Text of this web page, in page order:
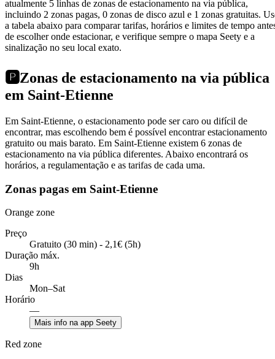
atualmente 5 linhas de zonas de estacionamento na via pública,
incluindo 2 zonas pagas, 0 zonas de disco azul e 1 zonas gratuitas.
a tabela abaixo para comparar tarifas, horários e limites de tempo
de escolher onde estacionar, e verifique sempre o mapa Seety e a
sinalização no seu local exato.
🅿️Zonas de estacionamento na via pública
em Saint-Etienne
Em Saint-Etienne, o estacionamento pode ser caro ou difícil de
encontrar, mas escolhendo bem é possível encontrar estacionamento
gratuito ou mais barato. Em Saint-Etienne existem 6 zonas de
estacionamento na via pública diferentes. Abaixo encontrará os
horários, a regulamentação e as tarifas de cada uma.
Zonas pagas em Saint-Etienne
Orange zone
Preço
Gratuito (30 min) - 2,1€ (5h)
Duração máx.
9h
Dias
Mon–Sat
Horário
—
Mais info na app Seety
Red zone